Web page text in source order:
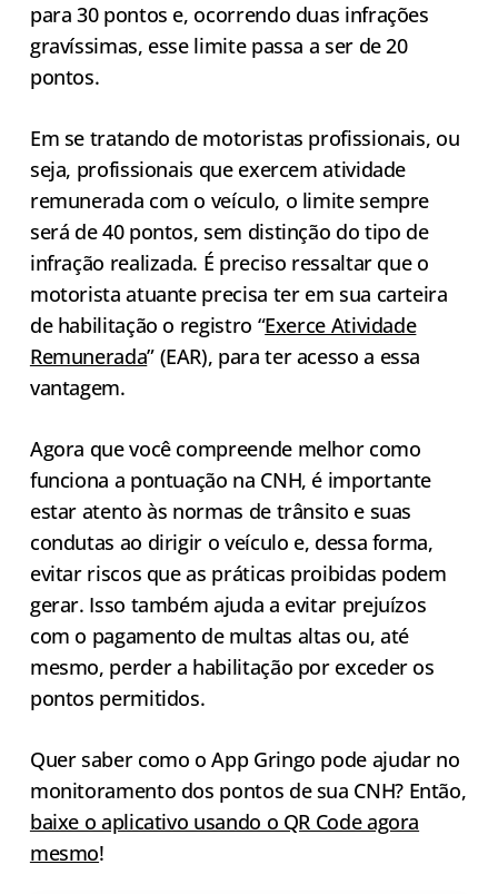
para 30 pontos e, ocorrendo duas infrações
gravíssimas, esse limite passa a ser de 20
pontos.
Em se tratando de motoristas profissionais, ou
seja, profissionais que exercem atividade
remunerada com o veículo, o limite sempre
será de 40 pontos, sem distinção do tipo de
infração realizada. É preciso ressaltar que o
motorista atuante precisa ter em sua carteira
de habilitação o registro “Exerce Atividade
Remunerada” (EAR), para ter acesso a essa
vantagem.
Agora que você compreende melhor como
funciona a pontuação na CNH, é importante
estar atento às normas de trânsito e suas
condutas ao dirigir o veículo e, dessa forma,
evitar riscos que as práticas proibidas podem
gerar. Isso também ajuda a evitar prejuízos
com o pagamento de multas altas ou, até
mesmo, perder a habilitação por exceder os
pontos permitidos.
Quer saber como o App Gringo pode ajudar no
monitoramento dos pontos de sua CNH? Então,
baixe o aplicativo usando o QR Code agora
mesmo!